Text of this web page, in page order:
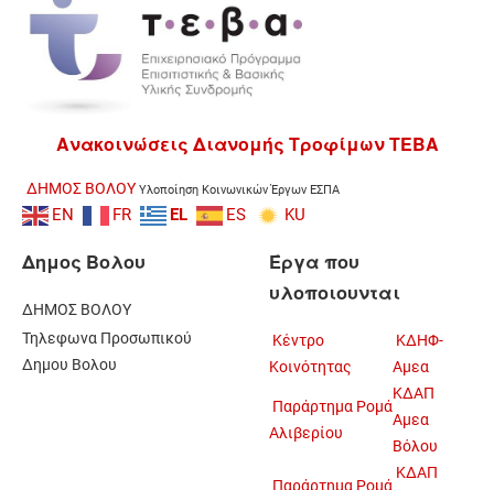
Ανακοινώσεις Διανομής Τροφίμων ΤΕΒΑ
ΔΗΜΟΣ ΒΟΛΟΥ Υλοποίηση Κοινωνικών Έργων ΕΣΠΑ
EN FR EL ES KU
Δημος Βολου
ΔΗΜΟΣ ΒΟΛΟΥ
Τηλεφωνα Προσωπικού
Δημου Βολου
Έργα που
υλοποιουνται
Κέντρο
Κοινότητας
ΚΔΗΦ-
Αμεα
Παράρτημα Ρομά
Αλιβερίου
ΚΔΑΠ
Αμεα
Βόλου
Παράρτημα Ρομά
ΚΔΑΠ